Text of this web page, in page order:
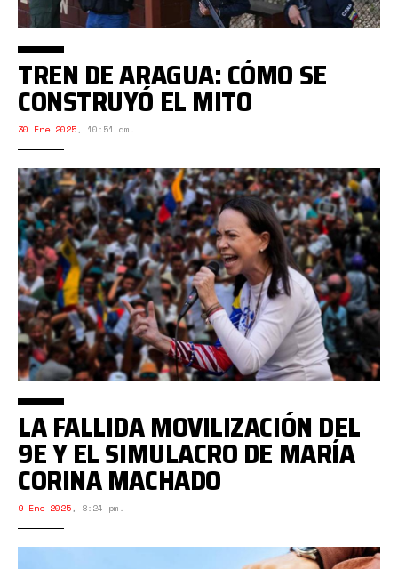
TREN DE ARAGUA: CÓMO SE
CONSTRUYÓ EL MITO
30 Ene 2025, 10:51 am.
LA FALLIDA MOVILIZACIÓN DEL
9E Y EL SIMULACRO DE MARÍA
CORINA MACHADO
9 Ene 2025, 8:24 pm.